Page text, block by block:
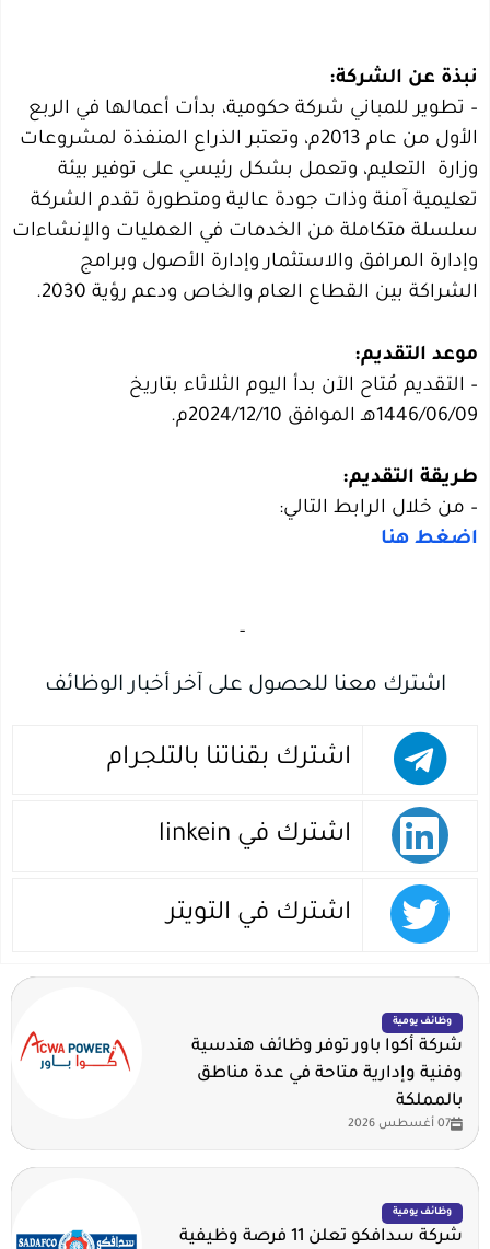
نبذة عن الشركة:
– تطوير للمباني شركة حكومية، بدأت أعمالها في الربع
الأول من عام 2013م، وتعتبر الذراع المنفذة لمشروعات
وزارة
التعليم، وتعمل بشكل رئيسي على توفير بيئة
تعليمية آمنة وذات جودة عالية ومتطورة تقدم الشركة
سلسلة متكاملة من الخدمات في العمليات والإنشاءات
وإدارة المرافق والاستثمار وإدارة الأصول وبرامج
الشراكة بين القطاع العام والخاص ودعم رؤية 2030.
موعد التقديم:
– التقديم مُتاح الآن بدأ اليوم الثلاثاء بتاريخ
1446/06/09هـ الموافق 2024/12/10م.
طريقة التقديم:
– من خلال الرابط التالي:
اضغط هنا
-‏
اشترك معنا للحصول على آخر أخبار الوظائف
اشترك بقناتنا بالتلجرام
اشترك في linkein
اشترك في التويتر
وظائف يومية
شركة أكوا باور توفر وظائف هندسية
وفنية وإدارية متاحة في عدة مناطق
بالمملكة
07 أغسطس 2026
وظائف يومية
شركة سدافكو تعلن 11 فرصة وظيفية